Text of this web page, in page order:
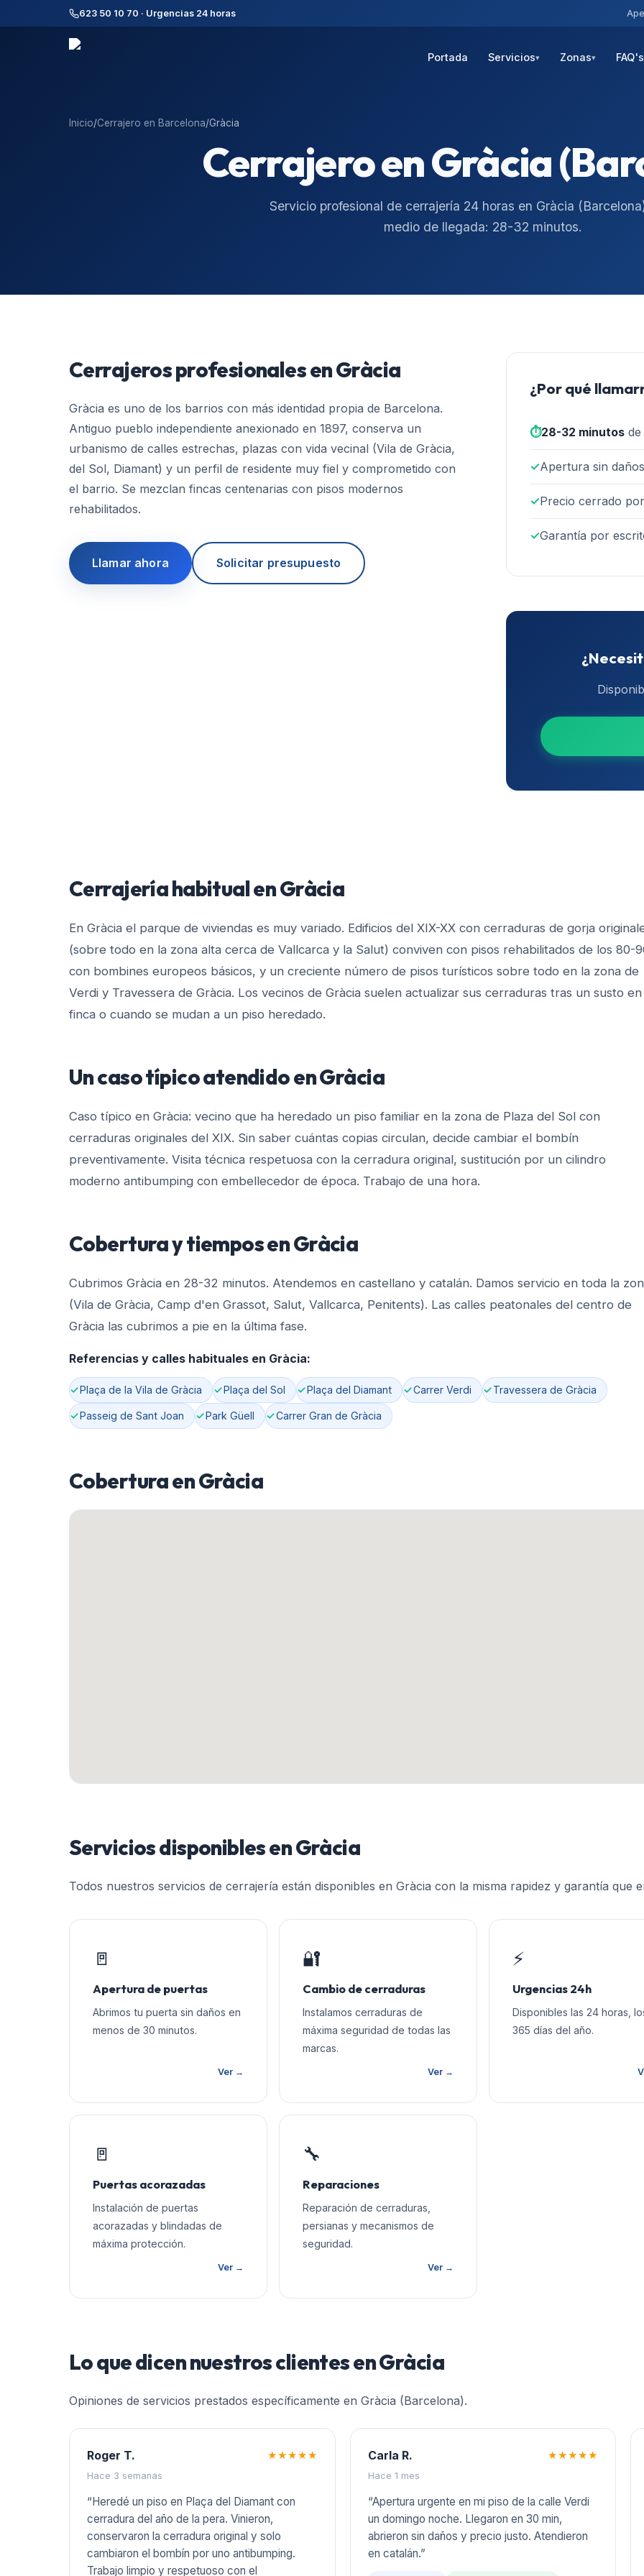
623 50 10 70 · Urgencias 24 horas
Portada Servicios▾ Zonas▾ FAQ's
Inicio/Cerrajero en Barcelona/Gràcia
Cerrajero enGràcia
Servicio profesional de cerrajería 24 horas en Gràcia (Barcelona
medio de llegada: 28-32 minutos.
Cerrajeros profesionales enGràcia
Gràcia es uno de los barrios con más identidad propia de Barcelona.
Antiguo pueblo independiente anexionado en 1897, conserva un
urbanismo de calles estrechas, plazas con vida vecinal (Vila de Gràcia,
del Sol, Diamant) y un perfil de residente muy fiel y comprometido con
el barrio. Se mezclan fincas centenarias con pisos modernos
rehabilitados.
Llamar ahora Solicitar presupuesto
¿Por qué
⏱️28-32 minutos de
✓Apertura sin
✓Precio cerrado
✓Garantía por
Cerrajería habitual enGràcia
En Gràcia el parque de viviendas es muy variado. Edificios del XIX-XX con cerraduras de gorja
(sobre todo en la zona alta cerca de Vallcarca y la Salut) conviven con pisos rehabilitados de los 80-
con bombines europeos básicos, y un creciente número de pisos turísticos sobre todo en la zona de
Verdi y Travessera de Gràcia. Los vecinos de Gràcia suelen actualizar sus cerraduras tras un susto en
finca o cuando se mudan a un piso heredado.
Un caso típico atendido enGràcia
Caso típico en Gràcia: vecino que ha heredado un piso familiar en la zona de Plaza del Sol con
cerraduras originales del XIX. Sin saber cuántas copias circulan, decide cambiar el bombín
preventivamente. Visita técnica respetuosa con la cerradura original, sustitución por un cilindro
moderno antibumping con embellecedor de época. Trabajo de una hora.
Cobertura y tiempos enGràcia
Cubrimos Gràcia en 28-32 minutos. Atendemos en castellano y catalán. Damos servicio en toda la
(Vila de Gràcia, Camp d'en Grassot, Salut, Vallcarca, Penitents). Las calles peatonales del centro de
Gràcia las cubrimos a pie en la última fase.
Referencias y calles habituales en Gràcia:
Plaça de la Vila de Gràcia Plaça del Sol Plaça del Diamant Carrer Verdi Travessera de Gràcia
Passeig de Sant Joan Park Güell Carrer Gran de Gràcia
Cobertura enGràcia
Servicios disponibles enGràcia
Todos nuestros servicios de cerrajería están disponibles en Gràcia con la misma rapidez y garantía que
🚪
Apertura de puertas
Abrimos tu puerta sin daños en
menos de 30 minutos.
Ver →
🔐
Cambio de cerraduras
Instalamos cerraduras de
máxima seguridad de todas las
marcas.
Ver →
⚡
Urgencias 24h
Disponibles las 24 horas,
365 días del año.
🚪
Puertas acorazadas
Instalación de puertas
acorazadas y blindadas de
máxima protección.
Ver →
🔧
Reparaciones
Reparación de cerraduras,
persianas y mecanismos de
seguridad.
Ver →
Lo que dicen nuestros clientes enGràcia
Opiniones de servicios prestados específicamente en Gràcia (Barcelona).
Roger T.
Hace 3 semanas
★★★★★
“Heredé un piso en Plaça del Diamant con
cerradura del año de la pera. Vinieron,
conservaron la cerradura original y solo
cambiaron el bombín por uno antibumping.
Trabajo limpio y respetuoso con el
Carla R.
Hace 1 mes
★★★★★
“Apertura urgente en mi piso de la calle Verdi
un domingo noche. Llegaron en 30 min,
abrieron sin daños y precio justo. Atendieron
en catalán.”